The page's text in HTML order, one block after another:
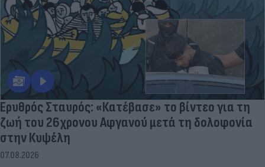
Ερυθρός Σταυρός: «Κατέβασε» το βίντεο για τη
ζωή του 26χρονου Αφγανού μετά τη δολοφονία
στην Κυψέλη
07.08.2026